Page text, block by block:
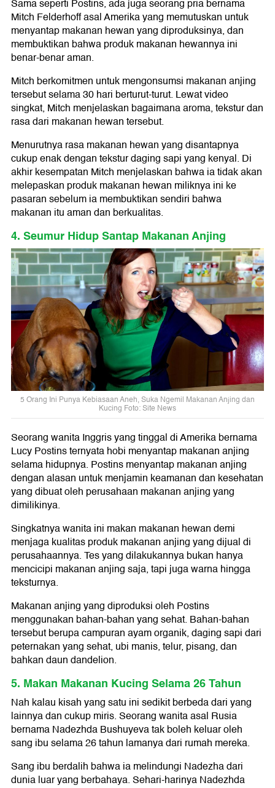
Sama seperti Postins, ada juga seorang pria bernama
Mitch Felderhoff asal Amerika yang memutuskan untuk
menyantap makanan hewan yang diproduksinya, dan
membuktikan bahwa produk makanan hewannya ini
benar-benar aman.
Mitch berkomitmen untuk mengonsumsi makanan anjing
tersebut selama 30 hari berturut-turut. Lewat video
singkat, Mitch menjelaskan bagaimana aroma, tekstur dan
rasa dari makanan hewan tersebut.
Menurutnya rasa makanan hewan yang disantapnya
cukup enak dengan tekstur daging sapi yang kenyal. Di
akhir kesempatan Mitch menjelaskan bahwa ia tidak akan
melepaskan produk makanan hewan miliknya ini ke
pasaran sebelum ia membuktikan sendiri bahwa
makanan itu aman dan berkualitas.
4. Seumur Hidup Santap Makanan Anjing
5 Orang Ini Punya Kebiasaan Aneh, Suka Ngemil Makanan Anjing dan
Kucing Foto: Site News
Seorang wanita Inggris yang tinggal di Amerika bernama
Lucy Postins ternyata hobi menyantap makanan anjing
selama hidupnya. Postins menyantap makanan anjing
dengan alasan untuk menjamin keamanan dan kesehatan
yang dibuat oleh perusahaan makanan anjing yang
dimilikinya.
Singkatnya wanita ini makan makanan hewan demi
menjaga kualitas produk makanan anjing yang dijual di
perusahaannya. Tes yang dilakukannya bukan hanya
mencicipi makanan anjing saja, tapi juga warna hingga
teksturnya.
Makanan anjing yang diproduksi oleh Postins
menggunakan bahan-bahan yang sehat. Bahan-bahan
tersebut berupa campuran ayam organik, daging sapi dari
peternakan yang sehat, ubi manis, telur, pisang, dan
bahkan daun dandelion.
5. Makan Makanan Kucing Selama 26 Tahun
Nah kalau kisah yang satu ini sedikit berbeda dari yang
lainnya dan cukup miris. Seorang wanita asal Rusia
bernama Nadezhda Bushuyeva tak boleh keluar oleh
sang ibu selama 26 tahun lamanya dari rumah mereka.
Sang ibu berdalih bahwa ia melindungi Nadezha dari
dunia luar yang berbahaya. Sehari-harinya Nadezhda